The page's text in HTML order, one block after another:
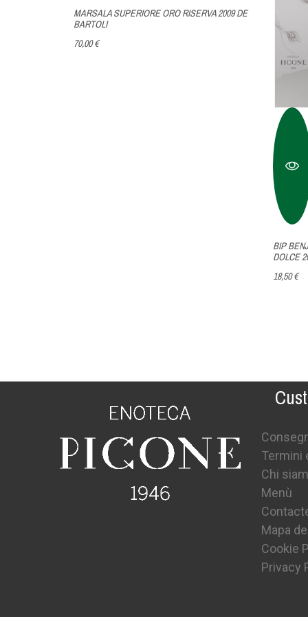
MARSALA SUPERIORE ORO RISERVA 2009 DE
BARTOLI
70,00 €
BIP
DOLCE
18,50 €
Termini
Chi
Menù
Mapa
Cookie
Privacy